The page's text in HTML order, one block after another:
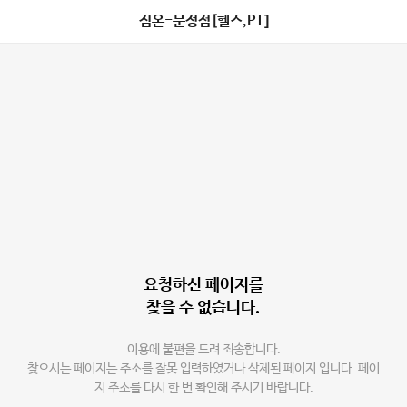
짐온-문정점[헬스,PT]
요청하신 페이지를
찾을 수 없습니다.
이용에 불편을 드려 죄송합니다.
찾으시는 페이지는 주소를 잘못 입력하였거나 삭제된 페이지 입니다. 페이
지 주소를 다시 한 번 확인해 주시기 바랍니다.